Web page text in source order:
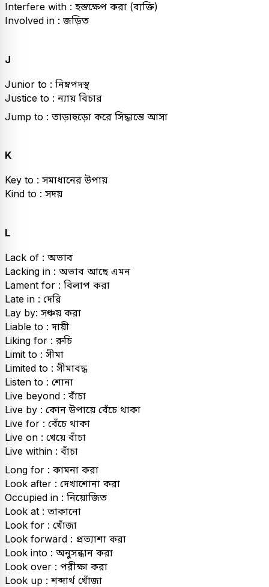
Interfere with : হস্তক্ষেপ করা (ব্যক্তি)
Involved in : জড়িত
J
Junior to : নিম্নপদস্থ
Justice to : ন্যায় বিচার
Jump to : তাড়াহুড়ো করে সিদ্ধান্তে আসা
K
Key to : সমাধানের উপায়
Kind to : সদয়
L
Lack of : অভাব
Lacking in : অভাব আছে এমন
Lament for : বিলাপ করা
Late in : দেরি
Lay by: সঞ্চয় করা
Liable to : দায়ী
Liking for : রুচি
Limit to : সীমা
Limited to : সীমাবদ্ধ
Listen to : শোনা
Live beyond : বাঁচা
Live by : কোন উপায়ে বেঁচে থাকা
Live for : বেঁচে থাকা
Live on : খেয়ে বাঁচা
Live within : বাঁচা
Long for : কামনা করা
Look after : দেখাশোনা করা
Occupied in : নিয়োজিত
Look at : তাকানো
Look for : খোঁজা
Look forward : প্রত্যাশা করা
Look into : অনুসন্ধান করা
Look over : পরীক্ষা করা
Look up : শব্দার্থ খোঁজা